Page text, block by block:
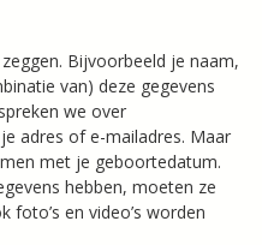
Bijvoorbeeld je naam,
van) deze gegevens
we over
adres of e-mailadres. Maar
met je geboortedatum.
hebben, moeten ze
foto’s en video’s worden